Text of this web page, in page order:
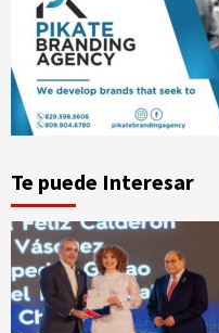
Te puede Interesar